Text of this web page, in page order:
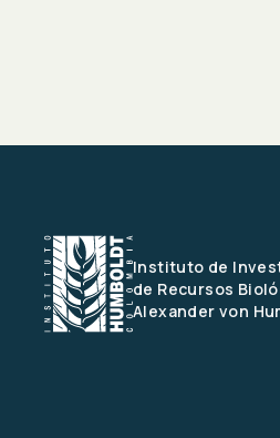
Instituto de
de Recursos
Alexander von